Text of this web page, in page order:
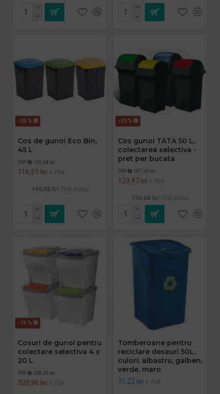
-20 %
Cos de gunoi Eco Bin,
45 L
PRP 145,64 lei
116,51 lei + TVA
140,98 lei TVA inclus
-12 %
Cos gunoi TATA 50 L,
colectarea selectiva -
pret per bucata
PRP 147,33 lei
129,47 lei + TVA
156,66 lei TVA inclus
-13 %
Cosuri de gunoi pentru
colectare selectiva 4 x
20 L
PRP 368,69 lei
320,96 lei + TVA
Tomberoane pentru
reciclare deseuri 50L,
culori: albastru, galben,
verde, maro
71,22 lei + TVA